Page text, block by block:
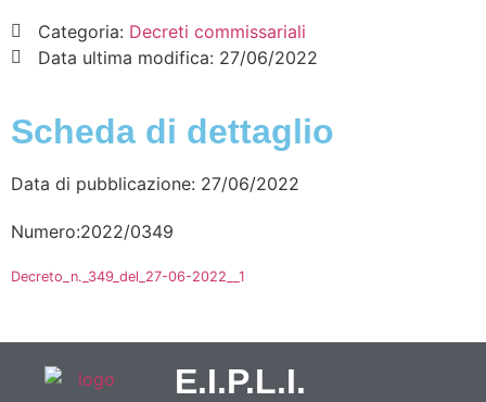
Categoria: Decreti commissariali
Data ultima modifica: 27/06/2022
Scheda di dettaglio
Data di pubblicazione: 27/06/2022
Numero:2022/0349
Decreto_n._349_del_27-06-2022__1
E.I.P.L.I.